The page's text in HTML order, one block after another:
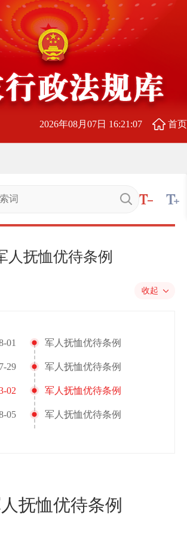
2026年08月07日 16:21:08 首页
人抚恤优待条例
收起
01
29
02
05
军人抚恤优待条例
军人抚恤优待条例
军人抚恤优待条例
军人抚恤优待条例
抚恤优待条例